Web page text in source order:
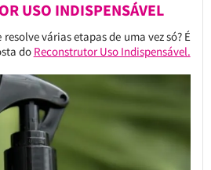
USO INDISPENSÁVEL
várias etapas de uma vez só? É
do Reconstrutor Uso Indispensável.